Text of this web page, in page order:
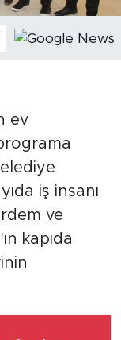
ev
iş insanı
ve
kapıda